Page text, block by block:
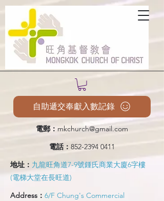
電郵： mkchurch@gmail.com
電話： 852-2394 0411
地址： 九龍旺角道7-9號鍾氏商業大廈6字樓
(電梯大堂在長旺道)
Address： 6/F Chung's Commercial
自助遞交奉獻入數記錄